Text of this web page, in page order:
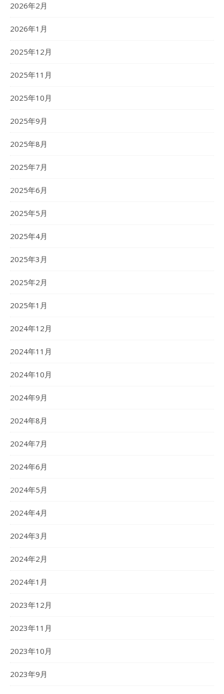
2026年2月
2026年1月
2025年12月
2025年11月
2025年10月
2025年9月
2025年8月
2025年7月
2025年6月
2025年5月
2025年4月
2025年3月
2025年2月
2025年1月
2024年12月
2024年11月
2024年10月
2024年9月
2024年8月
2024年7月
2024年6月
2024年5月
2024年4月
2024年3月
2024年2月
2024年1月
2023年12月
2023年11月
2023年10月
2023年9月